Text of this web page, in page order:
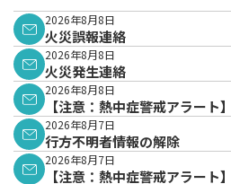
2026年8月8日
火災誤報連絡
2026年8月8日
火災発生連絡
2026年8月8日
【注意：熱中症警戒アラート
表されています。
2026年8月7日
行方不明者情報の解除
2026年8月7日
【注意：熱中症警戒アラート